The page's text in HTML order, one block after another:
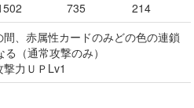
735
214
、赤属性カードのみどの色の連鎖
（通常攻撃のみ）
力ＵＰLv1